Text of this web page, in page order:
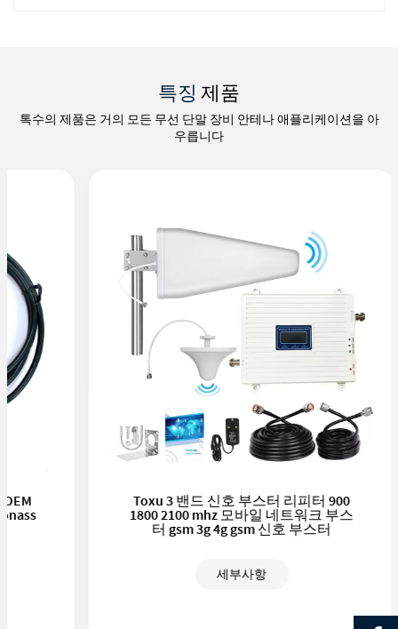
특징 제품
톡수의 제품은 거의 모든 무선 단말 장비 안테나 애플리케이션을 아
우릅니다
Toxu 3 밴드 신호 부스터 리피터 900
1800 2100 mhz 모바일 네트워크 부스
터 gsm 3g 4g gsm 신호 부스터